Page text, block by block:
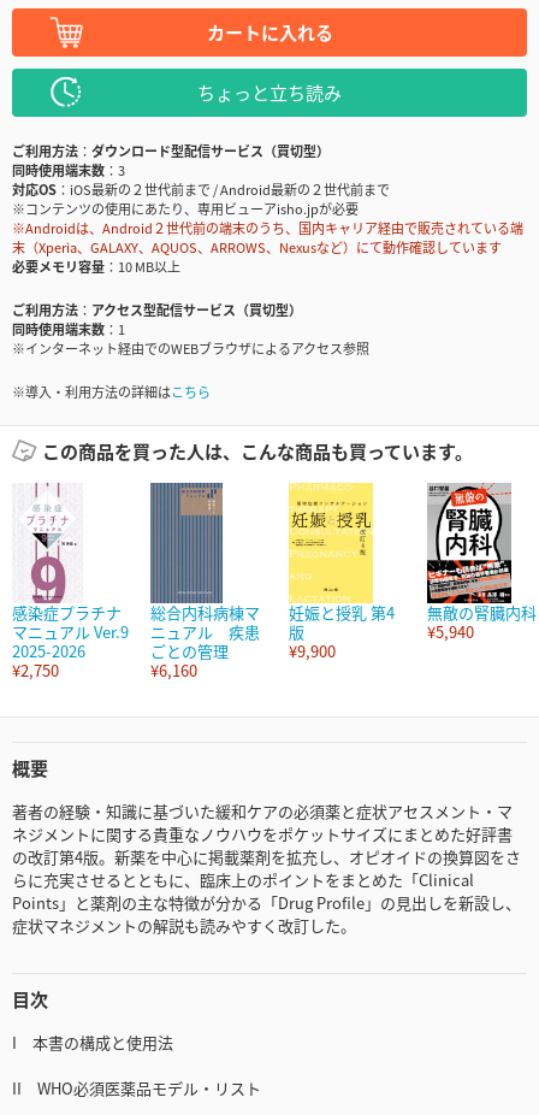
カートに入れる
ちょっと立ち読み
ご利用方法
ダウンロード型配信サービス（買切型）
同時使用端末数
3
対応OS
iOS最新の２世代前まで / Android最新の２世代前まで
※コンテンツの使用にあたり、専用ビューアisho.jpが必要
※Androidは、Android２世代前の端末のうち、国内キャリア経由で販売されている端
末（Xperia、GALAXY、AQUOS、ARROWS、Nexusなど）にて動作確認しています
必要メモリ容量
10 MB以上
ご利用方法
アクセス型配信サービス（買切型）
同時使用端末数
1
※インターネット経由でのWEBブラウザによるアクセス参照
※導入・利用方法の詳細はこちら
この商品を買った人は、こんな商品も買っています。
感染症プラチナ
マニュアル Ver.9
2025-2026
¥2,750
総合内科病棟マ
ニュアル 疾患
ごとの管理
¥6,160
妊娠と授乳 第4
版
¥9,900
無敵の腎臓内科
¥5,940
概要
著者の経験・知識に基づいた緩和ケアの必須薬と症状アセスメント・マ
ネジメントに関する貴重なノウハウをポケットサイズにまとめた好評書
の改訂第4版。新薬を中心に掲載薬剤を拡充し、オピオイドの換算図をさ
らに充実させるとともに、臨床上のポイントをまとめた「Clinical
Points」と薬剤の主な特徴が分かる「Drug Profile」の見出しを新設し、
症状マネジメントの解説も読みやすく改訂した。
目次
I 本書の構成と使用法
II WHO必須医薬品モデル・リスト